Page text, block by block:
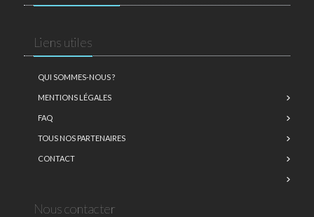
Liens utiles
QUI SOMMES-NOUS ?
MENTIONS LÉGALES
FAQ
TOUS NOS PARTENAIRES
CONTACT
Nous contacter